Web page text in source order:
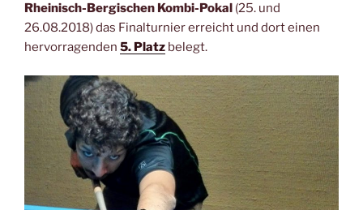
Rheinisch-Bergischen Kombi-Pokal (25. und
26.08.2018) das Finalturnier erreicht und dort einen
hervorragenden 5. Platz belegt.